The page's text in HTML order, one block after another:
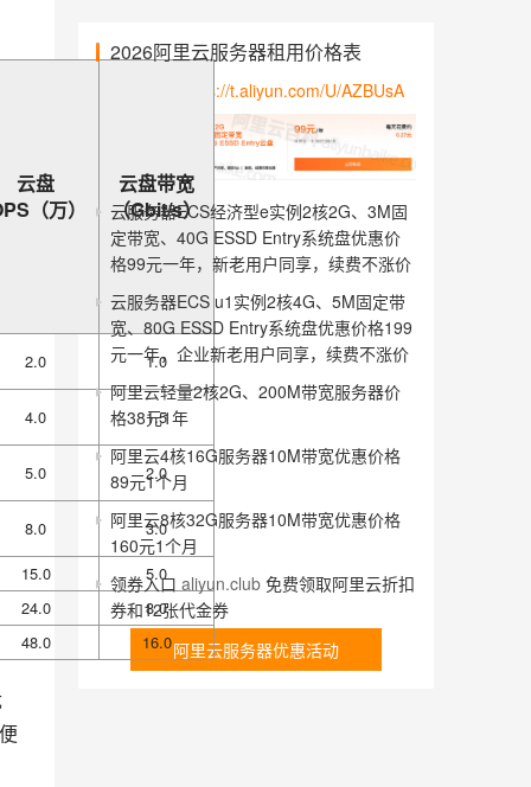
云盘
（万）
云盘带宽
（Gbit/s）
2.0 1.0
4.0 1.5
5.0 2.0
8.0
3.0
15.0
5.0
24.0
8.0
48.0
16.0
2026阿里云服务器租用价格表
https://t.aliyun.com/U/AZBUsA
云服务器ECS经济型e实例2核2G、3M固
定带宽、40G ESSD Entry系统盘优惠价
格99元一年，新老用户同享，续费不涨价
云服务器ECS u1实例2核4G、5M固定带
宽、80G ESSD Entry系统盘优惠价格199
元一年，企业新老用户同享，续费不涨价
阿里云轻量2核2G、200M带宽服务器价
格38元1年
阿里云4核16G服务器10M带宽优惠价格
89元1个月
阿里云8核32G服务器10M带宽优惠价格
160元1个月
领券入口 aliyun.club 免费领取阿里云折扣
券和12张代金券
阿里云服务器优惠活动